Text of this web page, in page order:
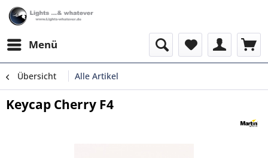
Menü
Übersicht Alle Artikel
Keycap Cherry F4